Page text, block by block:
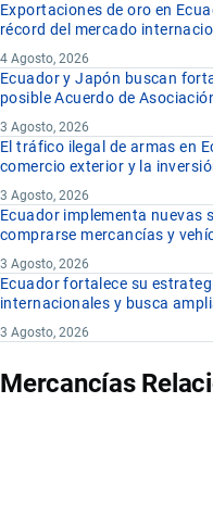
Exportaciones de oro en
récord del mercado
4 Agosto, 2026
Ecuador y Japón buscan
posible Acuerdo de
3 Agosto, 2026
El tráfico ilegal de armas en
comercio exterior y la
3 Agosto, 2026
Ecuador implementa nuevas
comprarse mercancías y
3 Agosto, 2026
Ecuador fortalece su
internacionales y busca
3 Agosto, 2026
Mercancías